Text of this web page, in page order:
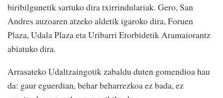
biribilgunetik sartuko dira txirrindulariak. Gero, San
Andres auzoaren atzeko aldetik igaroko dira, Foruen
Plaza, Udala Plaza eta Uribarri Etorbidetik Aramaiorantz
abiatuko dira.
Arrasateko Udaltzaingotik zabaldu duten gomendioa hau
da: gaur eguerdian, behar beharrezkoa ez bada, ez